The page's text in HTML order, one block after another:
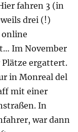
fahren 3 (in
drei (!)
Im November
ergattert.
in Monreal del
mit einer
In
war dann